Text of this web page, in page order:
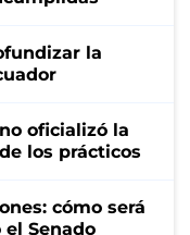
la
oficializó la
los prácticos
cómo será
Senado